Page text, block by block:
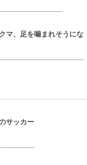
マ、足を噛まれそうにな
サッカー